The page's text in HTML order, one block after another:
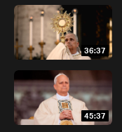
36:37
45:37